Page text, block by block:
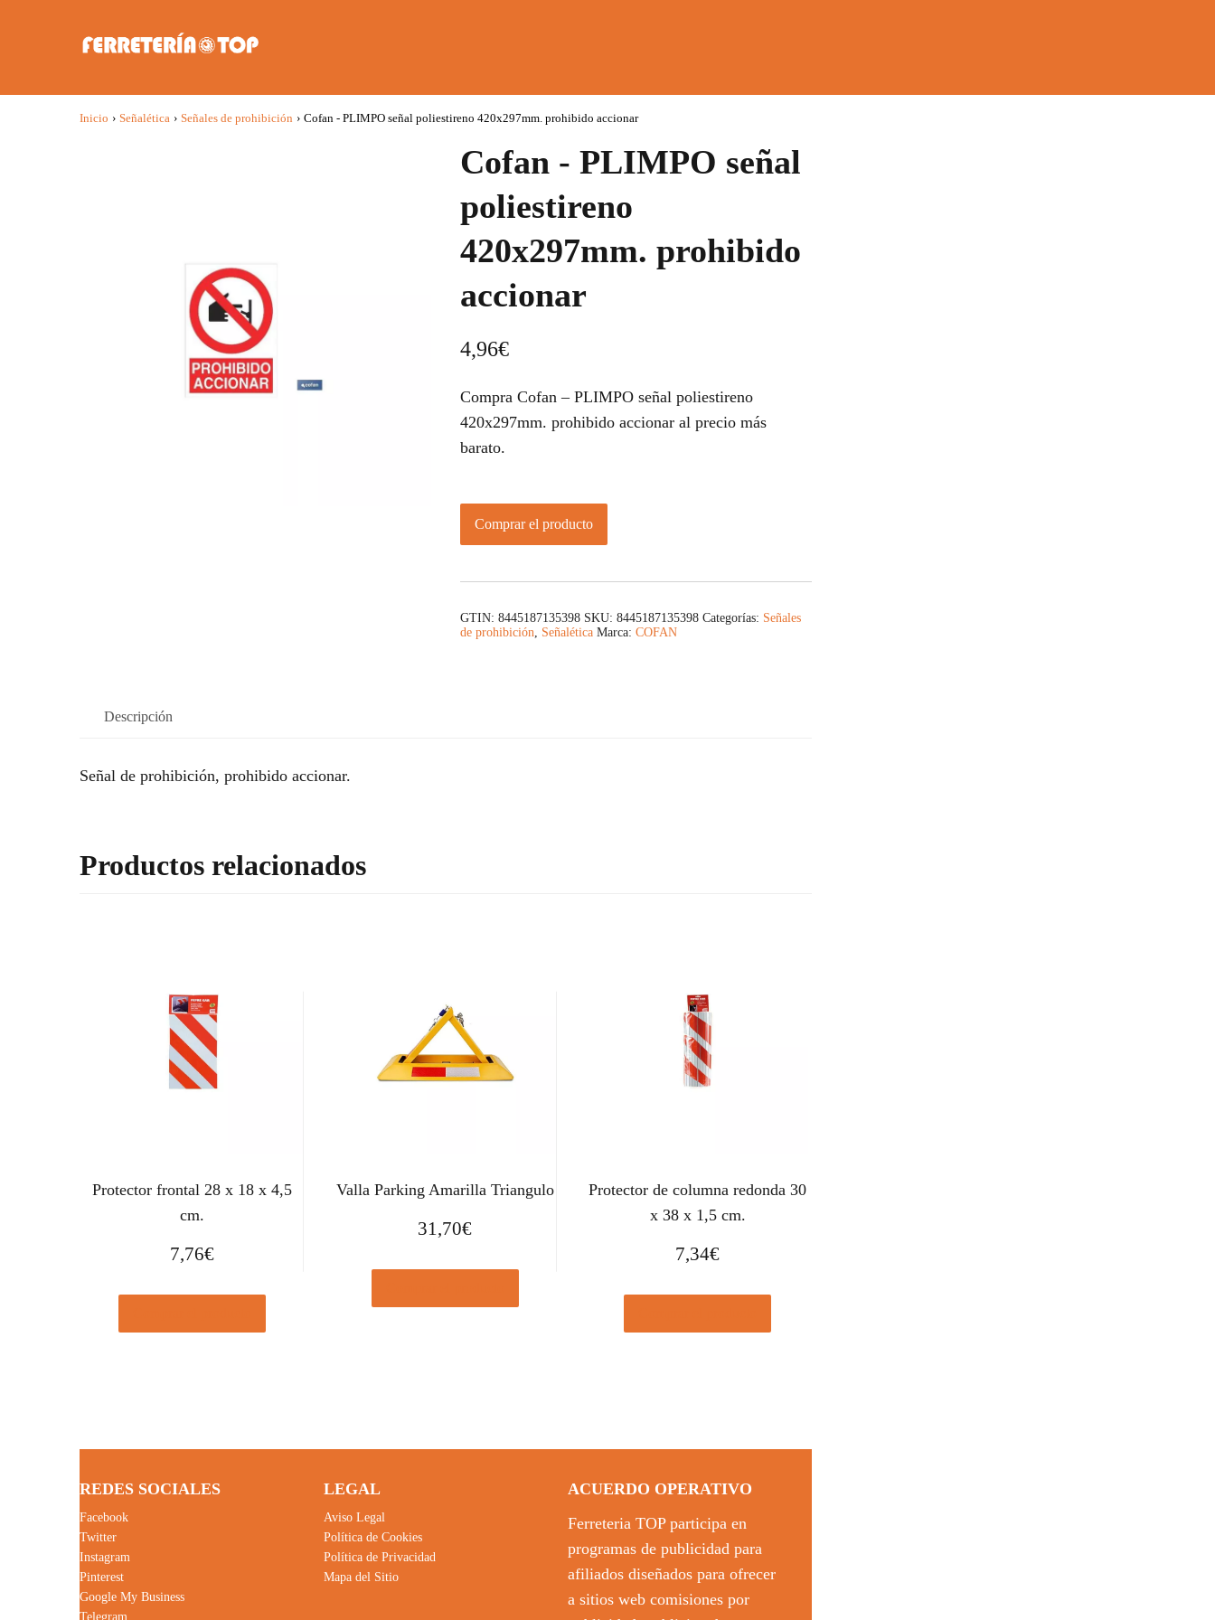
Inicio › Señalética › Señales de prohibición › Cofan - PLIMPO señal poliestireno 420x297mm. prohibido accionar
Cofan - PLIMPO señal
poliestireno
420x297mm. prohibido
accionar
4,96€
Compra Cofan – PLIMPO señal poliestireno
420x297mm. prohibido accionar al precio más
barato.
Comprar el producto
GTIN: 8445187135398 SKU: 8445187135398 Categorías: Señales
de prohibición, Señalética Marca: COFAN
Descripción
Señal de prohibición, prohibido accionar.
Productos relacionados
Protector frontal 28 x 18 x 4,5
cm.
7,76€
Valla Parking Amarilla Triangulo
31,70€
Protector de columna redonda 30
x 38 x 1,5 cm.
7,34€
REDES SOCIALES
Facebook
Twitter
Instagram
Pinterest
Google My Business
Telegram
LEGAL
Aviso Legal
Política de Cookies
Política de Privacidad
Mapa del Sitio
ACUERDO OPERATIVO
Ferreteria TOP participa en
programas de publicidad para
afiliados diseñados para ofrecer
a sitios web comisiones por